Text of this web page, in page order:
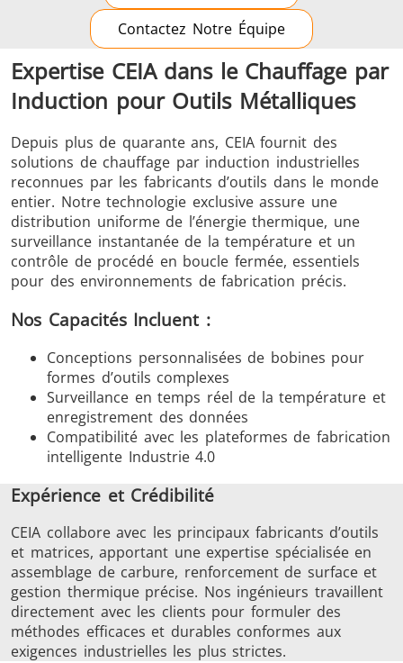
Contactez Notre Équipe
Expertise CEIA dans le Chauffage par
Induction pour Outils Métalliques
Depuis plus de quarante ans, CEIA fournit des
solutions de chauffage par induction industrielles
reconnues par les fabricants d’outils dans le monde
entier. Notre technologie exclusive assure une
distribution uniforme de l’énergie thermique, une
surveillance instantanée de la température et un
contrôle de procédé en boucle fermée, essentiels
pour des environnements de fabrication précis.
Nos Capacités Incluent :
Conceptions personnalisées de bobines pour
formes d’outils complexes
Surveillance en temps réel de la température et
enregistrement des données
Compatibilité avec les plateformes de fabrication
intelligente Industrie 4.0
Expérience et Crédibilité
CEIA collabore avec les principaux fabricants d’outils
et matrices, apportant une expertise spécialisée en
assemblage de carbure, renforcement de surface et
gestion thermique précise. Nos ingénieurs travaillent
directement avec les clients pour formuler des
méthodes efficaces et durables conformes aux
exigences industrielles les plus strictes.